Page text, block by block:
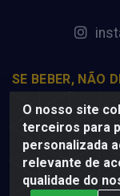
O nosso site
terceiros para
personalizada
relevante de
qualidade do
SE BEBER, NÃO
Dia Distribuição -
PE,